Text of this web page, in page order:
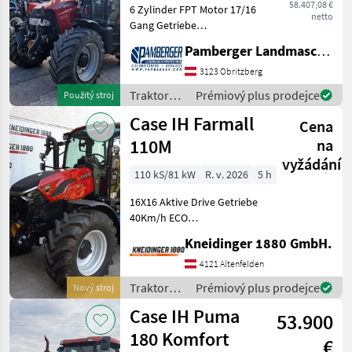
Použitý stroj
58.407,08 €
netto
6 Zylinder FPT Motor 17/16
Gang Getriebe
Frontzapfwelle Frontlader
Hydrac EK 2300 mit EURO
Aufnahme Multikuppler 3.
Funktion Klimaanlage
Druck
Pamberger Landmaschinentechnik GmbH
3123 Obritzberg
Traktory /
Case IH
Prémiový plus prodejce
Nový stroj
Case IH Farmall
110M
Cena
na
vyžádání
110 kS/81 kW R. v. 2026
5 h
16X16 Aktive Drive Getriebe
40Km/h ECO
Frontzapfwelle 2Leitungen
nach vorne Luftsitz mit
Niederfrequenz
2elektrische STG auf
Joystick Hyd. Oberl
Kneidinger 1880 GmbH.
4121 Altenfelden
Traktory /
Case IH
Prémiový plus prodejce
Case IH Puma
180 Komfort
53.900